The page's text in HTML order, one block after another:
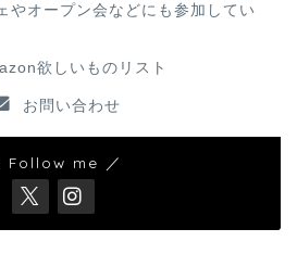
やオープン会などにも参加してい
欲しいものリスト
お問い合わせ
Follow me ／